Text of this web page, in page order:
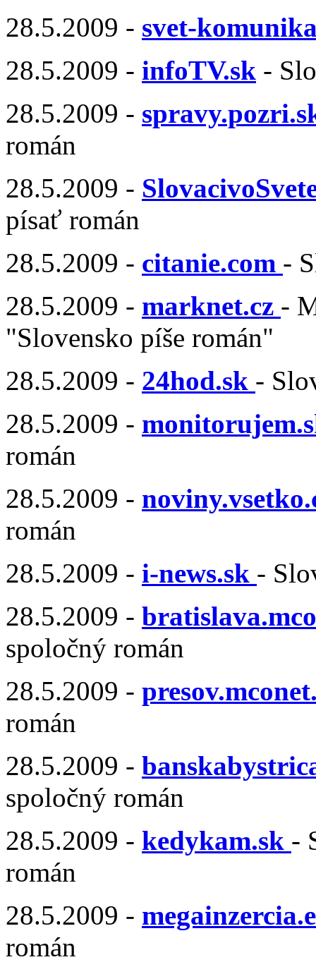
28.5.2009 - svet-
28.5.2009 - infoTV.sk -
28.5.2009 -
román
28.5.2009 -
písať román
28.5.2009 - citanie.com -
28.5.2009 - marknet.cz -
"Slovensko píše román"
28.5.2009 - 24hod.sk -
28.5.2009 -
román
28.5.2009 -
román
28.5.2009 - i-news.sk -
28.5.2009 -
spoločný román
28.5.2009 -
román
28.5.2009 -
spoločný román
28.5.2009 - kedykam.sk -
román
28.5.2009 -
román